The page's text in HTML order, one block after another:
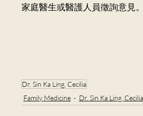
家庭醫生或醫護人員徵詢意見。
Dr. Sin Ka Ling, Cecilia
Family Medicine
Dr. Sin Ka Ling, Cecilia